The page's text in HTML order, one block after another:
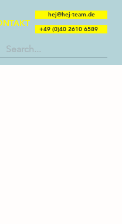
+49 (0)40 2610 6589
hej@hej-team.de